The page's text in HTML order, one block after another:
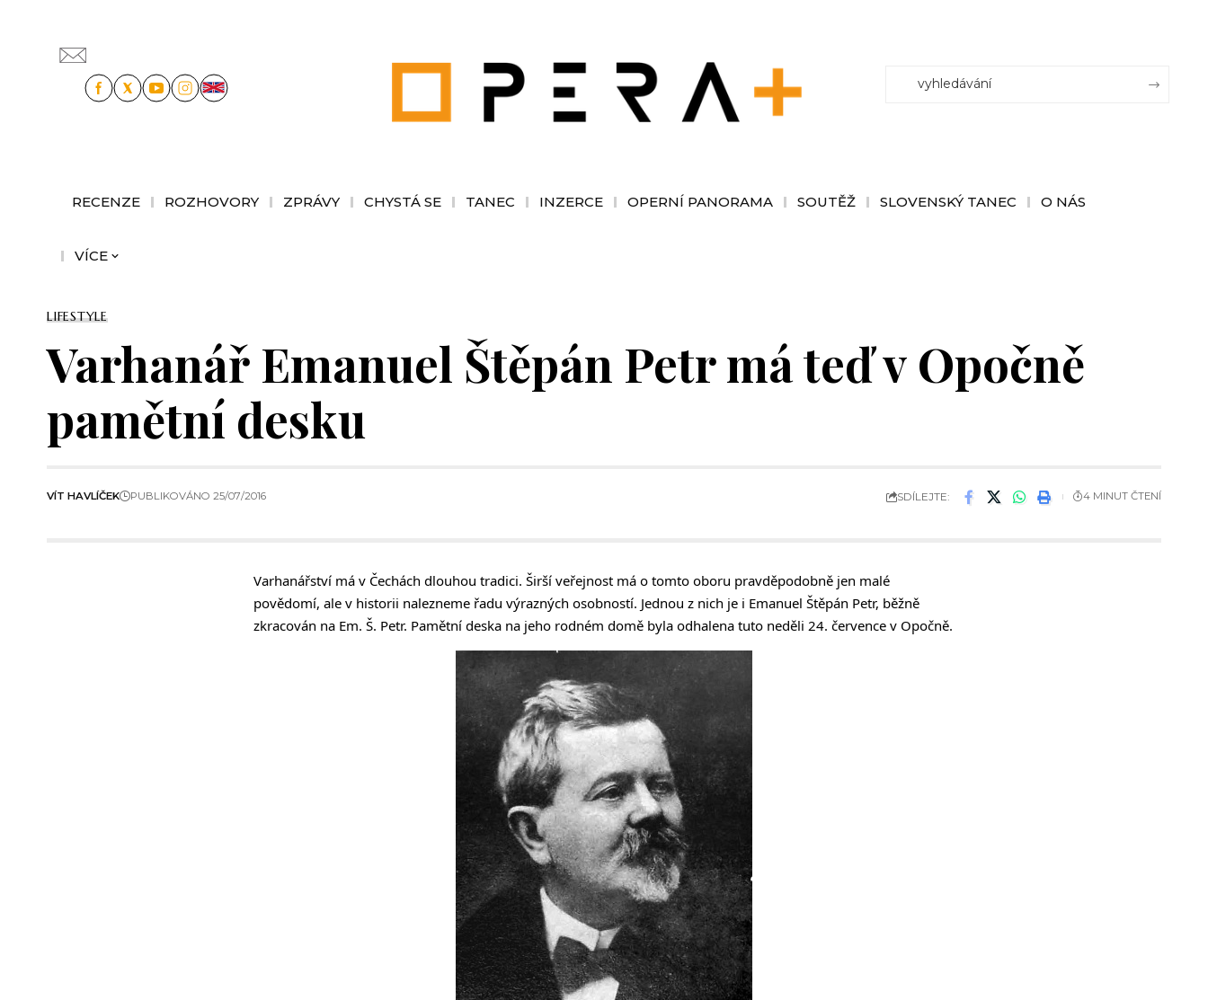
RECENZE ROZHOVORY ZPRÁVY CHYSTÁ SE TANEC INZERCE OPERNÍ PANORAMA SOUTĚŽ SLOVENSKÝ TANEC O NÁS
VÍCE
LIFESTYLE
Varhanář Emanuel Štěpán Petr má teď v Opočně
pamětní desku
VÍT HAVLÍČEK PUBLIKOVÁNO 25/07/2016 SDÍLEJTE: 4 MINUT ČTENÍ
Varhanářství má v Čechách dlouhou tradici. Širší veřejnost má o tomto oboru pravděpodobně jen malé
povědomí, ale v historii nalezneme řadu výrazných osobností. Jednou z nich je i Emanuel Štěpán Petr, běžně
zkracován na Em. Š. Petr. Pamětní deska na jeho rodném domě byla odhalena tuto neděli 24. července v Opočně.